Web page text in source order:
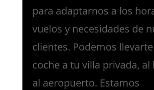
para adaptarnos a los
vuelos y necesidades de
clientes. Podemos
coche a tu villa privada, al
al aeropuerto. Estamos